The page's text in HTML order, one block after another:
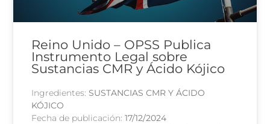
Reino Unido – OPSS Publica
Instrumento Legal sobre
Sustancias CMR y Ácido Kójico
Ingredientes: SUSTANCIAS CMR Y ÁCIDO
KÓJICO
Fecha de publicación:17/12/2024